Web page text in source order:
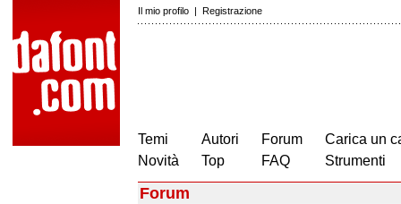
Il mio profilo | Registrazione
Temi
Novità
Autori
Top
Forum
FAQ
Carica un
Strumenti
Forum